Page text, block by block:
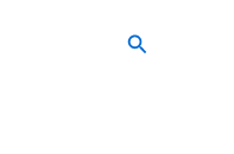
Search